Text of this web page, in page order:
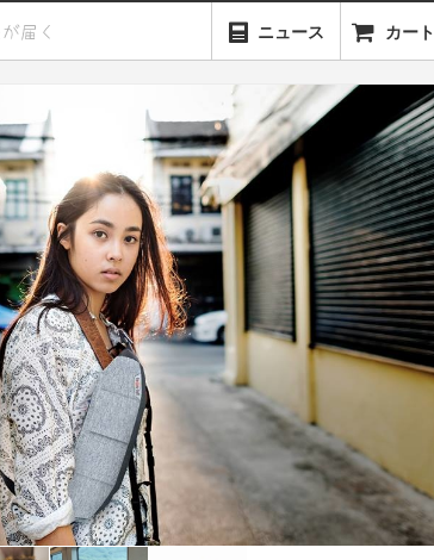
ニュース カート